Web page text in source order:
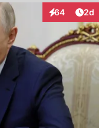
64
Interaktionen
2d